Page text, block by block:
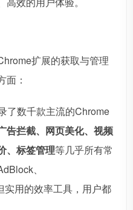
扩展的获取与管理
面：
了数千款主流的Chrome
告拦截、网页美化、视频
、标签管理等几乎所有常
、
实用的效率工具，用户都